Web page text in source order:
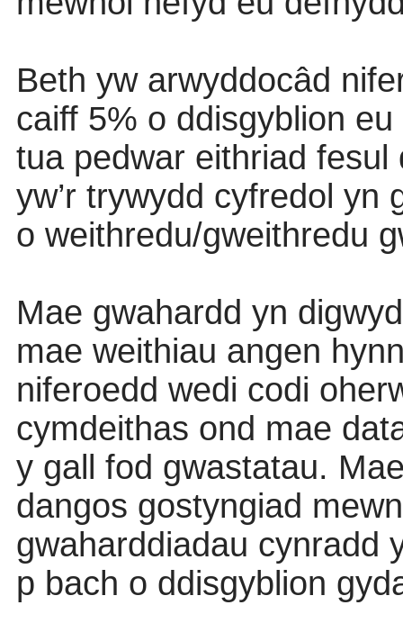
Beth yw arwyddocâd
caiff 5% o ddisgyblion
tua pedwar eithriad
yw’r trywydd cyfredol yn
o weithredu/gweithredu
Mae gwahardd yn
mae weithiau angen
niferoedd wedi codi
cymdeithas ond mae
y gall fod gwastatau.
dangos gostyngiad
gwaharddiadau cynradd
p bach o ddisgyblion